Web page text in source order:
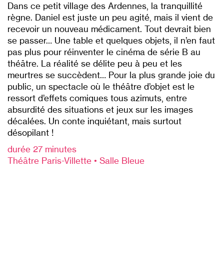
Dans ce petit village des Ardennes, la tranquillité
règne. Daniel est juste un peu agité, mais il vient de
recevoir un nouveau médicament. Tout devrait bien
se passer… Une table et quelques objets, il n’en faut
pas plus pour réinventer le cinéma de série B au
théâtre. La réalité se délite peu à peu et les
meurtres se succèdent… Pour la plus grande joie du
public, un spectacle où le théâtre d’objet est le
ressort d’effets comiques tous azimuts, entre
absurdité des situations et jeux sur les images
décalées. Un conte inquiétant, mais surtout
désopilant !
durée 27 minutes
Théâtre Paris-Villette • Salle Bleue